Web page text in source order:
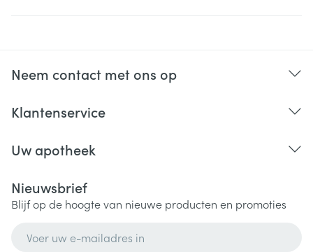
Neem contact met ons op
Klantenservice
Uw apotheek
Nieuwsbrief
Blijf op de hoogte van nieuwe producten en promoties